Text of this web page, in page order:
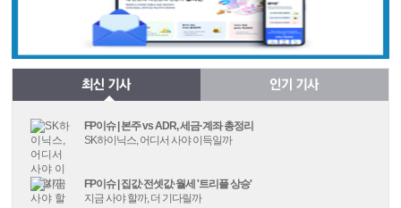
FP이슈 | 본주 vs ADR, 세금·계좌 총정리
SK하이닉스, 어디서 사야 이득일까
FP이슈 | 집값·전셋값·월세 '트리플 상승'
지금 사야 할까, 더 기다릴까